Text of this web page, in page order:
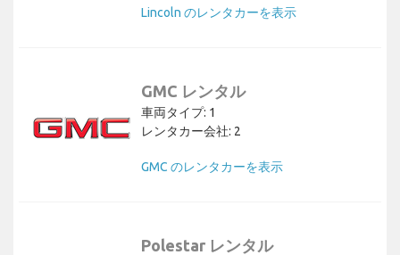
Lincoln のレンタカーを表示
GMC レンタル
車両タイプ: 1
レンタカー会社: 2
GMC のレンタカーを表示
Polestar レンタル